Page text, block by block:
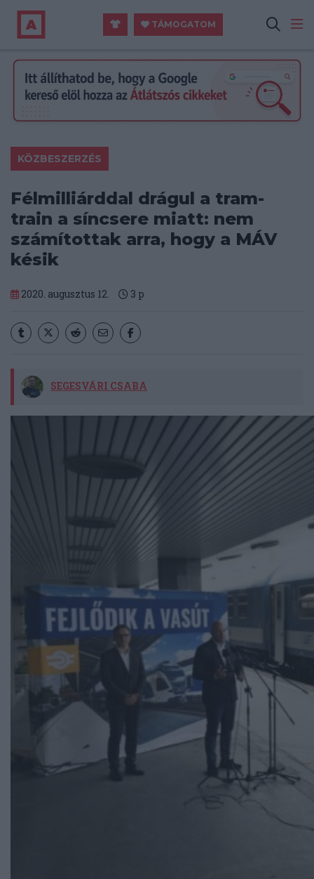
TÁMOGATOM
KÖZBESZERZÉS
Félmilliárddal drágul a tram-
train a síncsere miatt: nem
számítottak arra, hogy a MÁV
késik
2020. augusztus 12. 3 p
SEGESVÁRI CSABA